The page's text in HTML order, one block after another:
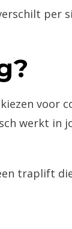
per
voor
werkt in
traplift